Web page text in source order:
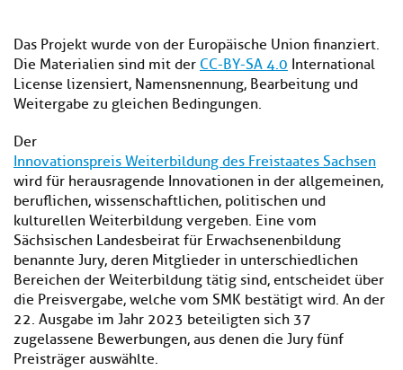
Das Projekt wurde von der Europäische Union finanziert.
Die Materialien sind mit der CC-BY-SA 4.0 International
License lizensiert, Namensnennung, Bearbeitung und
Weitergabe zu gleichen Bedingungen.
Der
Innovationspreis Weiterbildung des Freistaates Sachsen
wird für herausragende Innovationen in der allgemeinen,
beruflichen, wissenschaftlichen, politischen und
kulturellen Weiterbildung vergeben. Eine vom
Sächsischen Landesbeirat für Erwachsenenbildung
benannte Jury, deren Mitglieder in unterschiedlichen
Bereichen der Weiterbildung tätig sind, entscheidet über
die Preisvergabe, welche vom SMK bestätigt wird. An der
22. Ausgabe im Jahr 2023 beteiligten sich 37
zugelassene Bewerbungen, aus denen die Jury fünf
Preisträger auswählte.